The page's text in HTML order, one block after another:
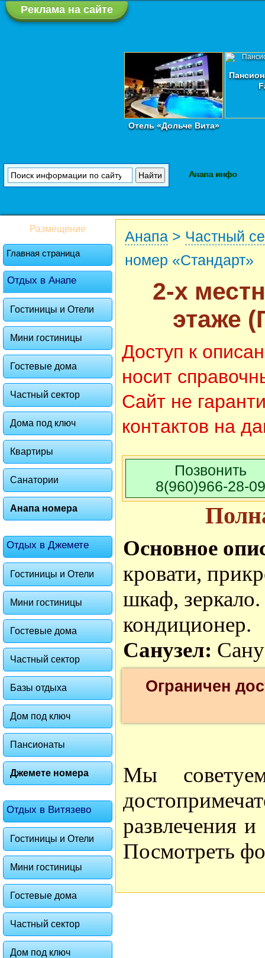
Реклама на сайте
Отель «Дольче Вита»
Анапа инфо
Размещение
Главная страница
Отдых в Анапе
Гостиницы и Отели
Мини гостиницы
Гостевые дома
Частный сектор
Дома под ключ
Квартиры
Санатории
Анапа номера
Отдых в Джемете
Гостиницы и Отели
Мини гостиницы
Гостевые дома
Частный сектор
Базы отдыха
Дом под ключ
Пансионаты
Джемете номера
Отдых в Витязево
Гостиницы и Отели
Мини гостиницы
Гостевые дома
Частный сектор
Дом под ключ
Анапа > Частный
номер «Стандарт»
2-х
этаже
Доступ к
носит
Сайт не
контактов на
Фото 2 из 2. Категория Комнаты:
Позвонить
8(960)966-28-09
Основное
кровати,
шкаф,
кондиционер.
Санузел:
Ограничен
Мы
развлечения
Посмотреть